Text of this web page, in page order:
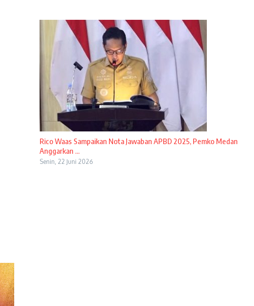
Rico Waas Sampaikan Nota Jawaban APBD 2025, Pemko Medan
Anggarkan ...
Senin, 22 Juni 2026